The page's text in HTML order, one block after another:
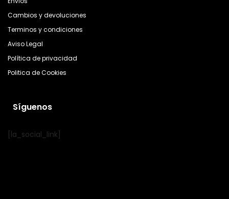
Cambios y devoluciones
Terminos y condiciones
Aviso Legal
Política de privacidad
Politica de Cookies
Síguenos
[la_social_link]